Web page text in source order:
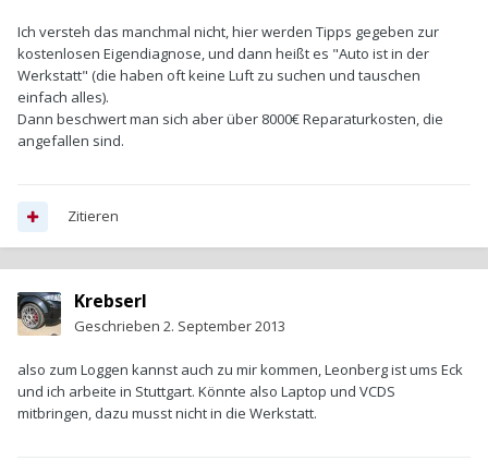
Ich versteh das manchmal nicht, hier werden Tipps gegeben zur
kostenlosen Eigendiagnose, und dann heißt es "Auto ist in der
Werkstatt" (die haben oft keine Luft zu suchen und tauschen
einfach alles).
Dann beschwert man sich aber über 8000€ Reparaturkosten, die
angefallen sind.
Zitieren
Krebserl
Geschrieben 2. September 2013
also zum Loggen kannst auch zu mir kommen, Leonberg ist ums Eck
und ich arbeite in Stuttgart. Könnte also Laptop und VCDS
mitbringen, dazu musst nicht in die Werkstatt.